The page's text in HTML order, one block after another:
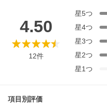
4.50
12件
星5つ
星4つ
星3つ
星2つ
星1つ
項目別評価